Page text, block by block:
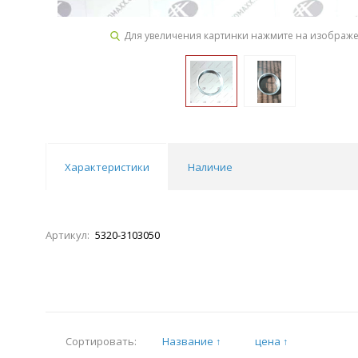
Для увеличения картинки нажмите на
Характеристики Наличие
Артикул: 5320-3103050
Сортировать: Название ↑ цена ↑